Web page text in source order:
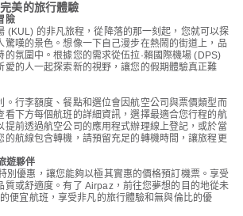
美的旅行體驗
險
(KUL) 的非凡旅程，從降落的那一刻起，您就可以探
驚嘆的景色。想像一下自己漫步在熱鬧的街道上，品
的氛圍中。根據您的需求從伍拉·賴國際機場 (DPS)
愛的人一起探索新的視野，讓您的假期體驗真正難
。行李額度、餐點和選位會因航空公司與票價類型而
看下方每個航班的詳細資訊，選擇最適合您行程的航
提前透過航空公司的應用程式辦理線上登記，或於當
的航線包含轉機，請預留充足的轉機時間，讓旅程更
遊夥伴
別優惠，讓您能夠以極其實惠的價格預訂機票。享受
質或舒適度。有了 Airpaz，前往您夢想的目的地從未
便宜航班，享受非凡的旅行體驗和無與倫比的優